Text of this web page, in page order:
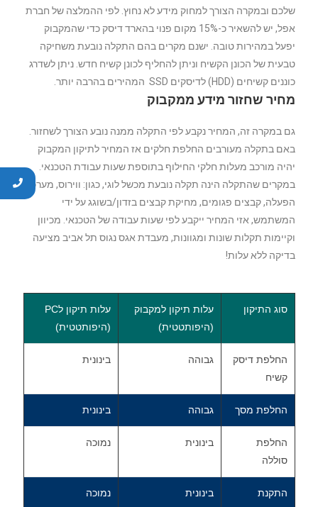
שלכם ובמקרה הצורך למחוק מידע לא נחוץ. לפי ההמלצה של חברת
אפל, יש להשאיר כ-15% מקום פנוי בהארד דיסק כדי שהמקבוק
יפעל במהירות טובה. ישנם מקרים בהם התקלה נובעת משחיקה
טבעית של הכונן הקשיח וניתן להחליף לכונן קשיח חדש. ניתן לשדרג
כוננים קשיחים (HDD) לדיסקים SSD המהירים בהרבה יותר.
מחיר שחזור מידע ממקבוק
גם במקרה זה, המחיר נקבע לפי התקלה ממנה נובע הצורך לשחזור.
באם בתקלה מעורבים החלפת חלקים אז המחיר לתיקון המקבוק
יהיה מורכב מעלות חלקי החילוף בתוספת שעות עבודת הטכנאי.
במקרים שהתקלה הינה תקלה נובעת מכשל לוגי, כגון: ווירוס, מערכת
הפעלה, קבצים פגומים, מחיקת קבצים בזדון/בשוגג על ידי
המשתמש, אזי המחיר ייקבע לפי שעות עבודה של הטכנאי. מכיוון
וקיימות תקלות שונות ומגוונות, מעבדת אגס נגוס תל אביב מציעה
בדיקה ללא עלות!
סוג התיקון
עלות תיקון למקבוק
(היפותטטית)
עלות תיקון לPC
(היפותטטית)
החלפת דיסק
קשיח
גבוהה בינונית
החלפת מסך גבוהה בינונית
החלפת
סוללה
בינונית נמוכה
התקנת
בינונית נמוכה